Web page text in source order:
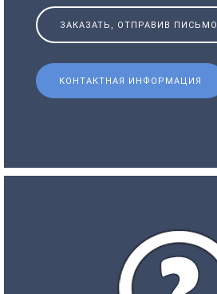
ЗАКАЗАТЬ, ОТПРАВИВ ПИСЬМО
КОНТАКТНАЯ ИНФОРМАЦИЯ